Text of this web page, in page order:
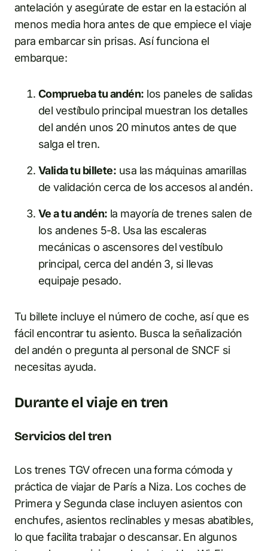
antelación y asegúrate de estar en la estación al
menos media hora antes de que empiece el viaje
para embarcar sin prisas. Así funciona el
embarque:
Comprueba tu andén: los paneles de salidas
del vestíbulo principal muestran los detalles
del andén unos 20 minutos antes de que
salga el tren.
Valida tu billete: usa las máquinas amarillas
de validación cerca de los accesos al andén.
Ve a tu andén: la mayoría de trenes salen de
los andenes 5-8. Usa las escaleras
mecánicas o ascensores del vestíbulo
principal, cerca del andén 3, si llevas
equipaje pesado.
Tu billete incluye el número de coche, así que es
fácil encontrar tu asiento. Busca la señalización
del andén o pregunta al personal de SNCF si
necesitas ayuda.
Durante el viaje en tren
Servicios del tren
Los trenes TGV ofrecen una forma cómoda y
práctica de viajar de París a Niza. Los coches de
Primera y Segunda clase incluyen asientos con
enchufes, asientos reclinables y mesas abatibles,
lo que facilita trabajar o descansar. En algunos